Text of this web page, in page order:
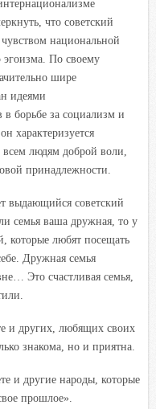
что советский
национальной
эгоизма. По своему
шире
идеями
борьбе за социализм и
характеризуется
людям доброй воли,
принадлежности.
советский
семья ваша дружная, то у
которые любят посещать
Дружная семья
Это счастливая семья,
и других, любящих своих
знакома, но и приятна.
и другие народы, которые
прошлое».